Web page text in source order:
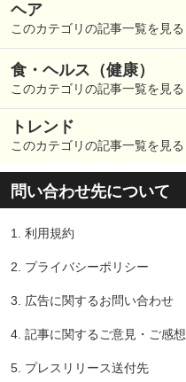
ヘア
このカテゴリの記事一覧を見る
食・ヘルス（健康）
このカテゴリの記事一覧を見る
トレンド
このカテゴリの記事一覧を見る
問い合わせ先について
1. 利用規約
2. プライバシーポリシー
3. 広告に関するお問い合わせ
4. 記事に関するご意見・ご感想
5. プレスリリース送付先